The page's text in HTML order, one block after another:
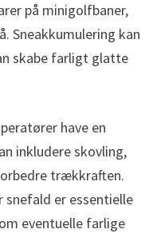
på minigolfbaner,
Sneakkumulering kan
skabe farligt glatte
have en
inkludere skovling,
trækkraften.
er essentielle
eventuelle farlige